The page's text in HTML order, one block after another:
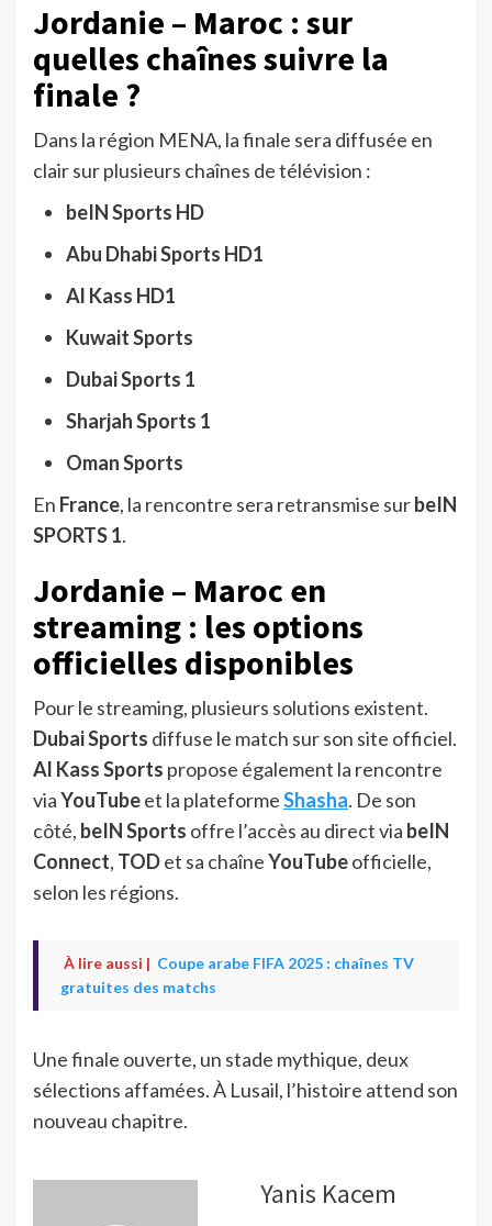
Jordanie – Maroc : sur
quelles chaînes suivre la
finale ?
Dans la région MENA, la finale sera diffusée en
clair sur plusieurs chaînes de télévision :
beIN Sports HD
Abu Dhabi Sports HD1
Al Kass HD1
Kuwait Sports
Dubai Sports 1
Sharjah Sports 1
Oman Sports
En France, la rencontre sera retransmise surbeIN
SPORTS 1.
Jordanie – Maroc en
streaming : les options
officielles disponibles
Pour le streaming, plusieurs solutions existent.
Dubai Sports diffuse le match sur son site officiel.
Al Kass Sports propose également la rencontre
viaYouTubeet la plateformeShasha. De son
côté, beIN Sports offre l’accès au direct via beIN
Connect, TODet sa chaîneYouTubeofficielle,
selon les régions.
À lire aussi | Coupe arabe FIFA 2025 : chaînes TV
gratuites des matchs
Une finale ouverte, un stade mythique, deux
sélections affamées. À Lusail, l’histoire attend son
nouveau chapitre.
Yanis Kacem